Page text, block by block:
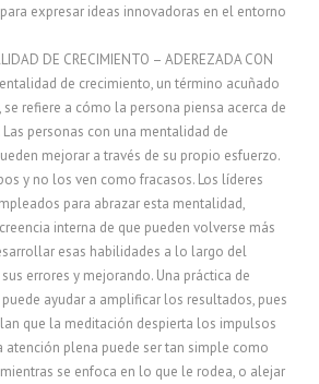
expresar ideas innovadoras en el entorno
DE CRECIMIENTO – ADEREZADA CON
de crecimiento, un término acuñado
refiere a cómo la persona piensa acerca de
personas con una mentalidad de
mejorar a través de su propio esfuerzo.
y no los ven como fracasos. Los líderes
para abrazar esta mentalidad,
interna de que pueden volverse más
esas habilidades a lo largo del
errores y mejorando. Una práctica de
ayudar a amplificar los resultados, pues
que la meditación despierta los impulsos
atención plena puede ser tan simple como
se enfoca en lo que le rodea, o alejar